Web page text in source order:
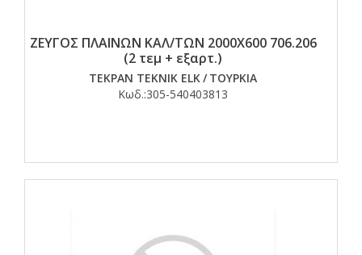
ΖΕΥΓΟΣ ΠΛΑΙΝΩΝ ΚΑΛ/ΤΩΝ 2000Χ600 706.206
(2 τεμ + εξαρτ.)
TEKPAN TEKNIK ELK/ ΤΟΥΡΚΙΑ
Κωδ.:305-540403813